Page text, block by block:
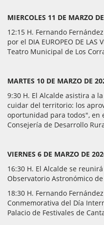
MIERCOLES 11 DE MARZO
12:15 H. Fernando
por el DIA EUROPEO DE LAS
Teatro Municipal de Los
MARTES 10 DE MARZO DE
9:30 H. El Alcalde asistira a
cuidar del territorio: los
oportunidad para todos", en
Consejería de Desarrollo
VIERNES 6 DE MARZO DE
16:30 H. El Alcalde se
Observatorio Astronómico
18:30 H. Fernando
Conmemorativa del Día
Palacio de Festivales de